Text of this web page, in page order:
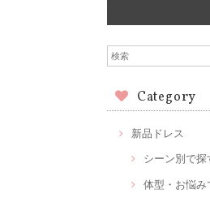
Category
新品ドレス
シーン別で探
体型・お悩み